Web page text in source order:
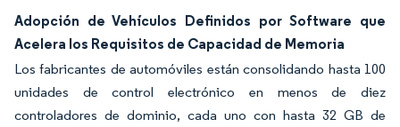
Adopción de Vehículos Definidos por Software que
Acelera los Requisitos de Capacidad de Memoria
Los fabricantes de automóviles están consolidando hasta 100
unidades de control electrónico en menos de diez
controladores de dominio, cada uno con hasta 32 GB de